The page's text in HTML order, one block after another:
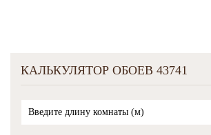
КАЛЬКУЛЯТОР ОБОЕВ 43741